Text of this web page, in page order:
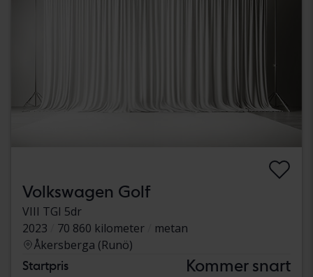
Volkswagen Golf
VIII TGI 5dr
2023
70 860 kilometer
metan
Åkersberga (Runö)
Startpris Kommer snart